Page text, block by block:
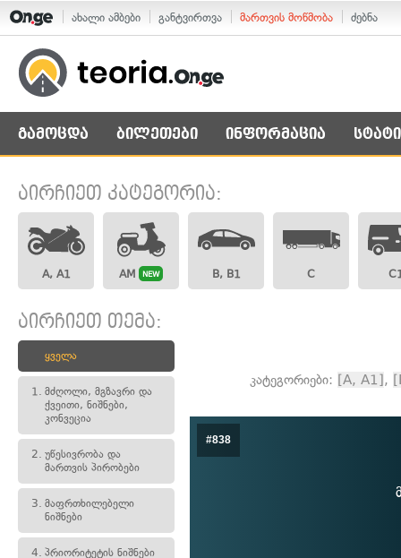
ახალი ამბები განტვირთვა მართვის მოწმობა ძებნა
გამოცდა ბილეთები ინფორმაცია
აირჩიეთ კატეგორია:
A, A1 AM NEW B, B1 C
აირჩიეთ თემა:
ყველა
1. მძღოლი, მგზავრი და
ქვეითი, ნიშნები,
კონვეცია
2. უწესივრობა და
მართვის პირობები
3. მაფრთხილებელი
ნიშნები
4. პრიორიტეტის ნიშნები
კატეგორიები: [A, A1],
#838